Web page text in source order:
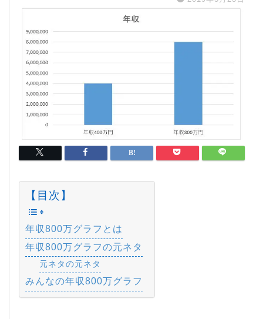
【目次】
年収800万グラフとは
年収800万グラフの元ネタ
元ネタの元ネタ
みんなの年収800万グラフ